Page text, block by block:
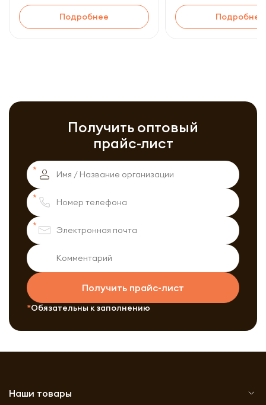
Подробнее Подробнее
Получить оптовый
прайс-лист
Получить прайс-лист
Обязательны к заполнению
Наши товары